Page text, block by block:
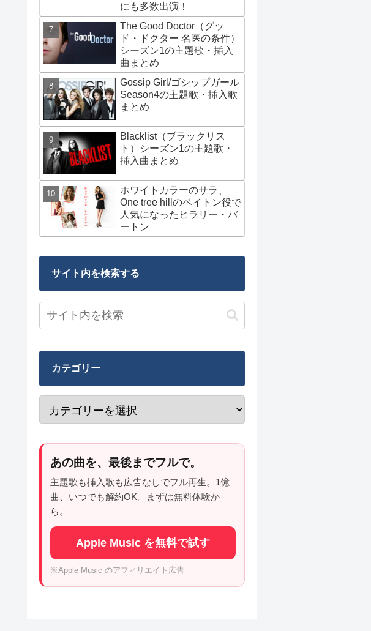
にも多数出演！
The Good Doctor（グッ
ド・ドクター 名医の条件）
シーズン1の主題歌・挿入
曲まとめ
Gossip Girl/ゴシップガール
Season4の主題歌・挿入歌
まとめ
Blacklist（ブラックリス
ト）シーズン1の主題歌・
挿入曲まとめ
ホワイトカラーのサラ、
One tree hillのペイトン役で
人気になったヒラリー・バ
ートン
サイト内を検索する
カテゴリー
あの曲を、最後までフルで。
主題歌も挿入歌も広告なしでフル再生。1億
曲、いつでも解約OK。まずは無料体験か
ら。
Apple Music を無料で試す
※Apple Music のアフィリエイト広告